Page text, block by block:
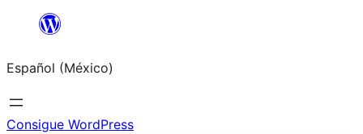
Saltar
contenido
Español (México)
Consigue WordPress